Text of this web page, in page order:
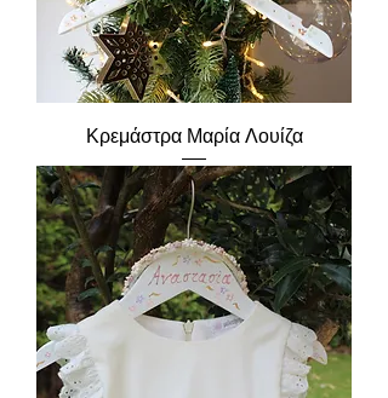
Κρεμάστρα Μαρία Λουίζα